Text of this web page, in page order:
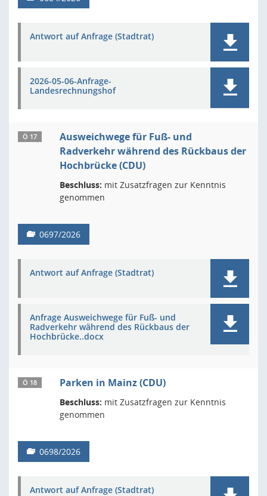
Antwort auf Anfrage (Stadtrat)
2026-05-06-Anfrage-
Landesrechnungshof
Ö 17
Ausweichwege für Fuß- und
Radverkehr während des Rückbaus der
Hochbrücke (CDU)
Beschluss: mit Zusatzfragen zur Kenntnis
genommen
0697/2026
Antwort auf Anfrage (Stadtrat)
Anfrage Ausweichwege für Fuß- und
Radverkehr während des Rückbaus der
Hochbrücke..docx
Ö 18 Parken in Mainz (CDU)
Beschluss: mit Zusatzfragen zur Kenntnis
genommen
0698/2026
Antwort auf Anfrage (Stadtrat)